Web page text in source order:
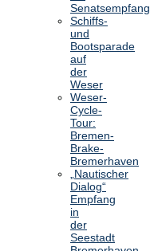
Senatsempfang
Schiffs-
und
Bootsparade
auf
der
Weser
Weser-
Cycle-
Tour:
Bremen-
Brake-
Bremerhaven
„Nautischer
Dialog“
Empfang
in
der
Seestadt